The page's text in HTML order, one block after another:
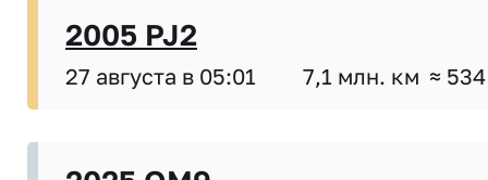
2005 PJ2
27 августа в 05:01 7,1 млн. км ≈